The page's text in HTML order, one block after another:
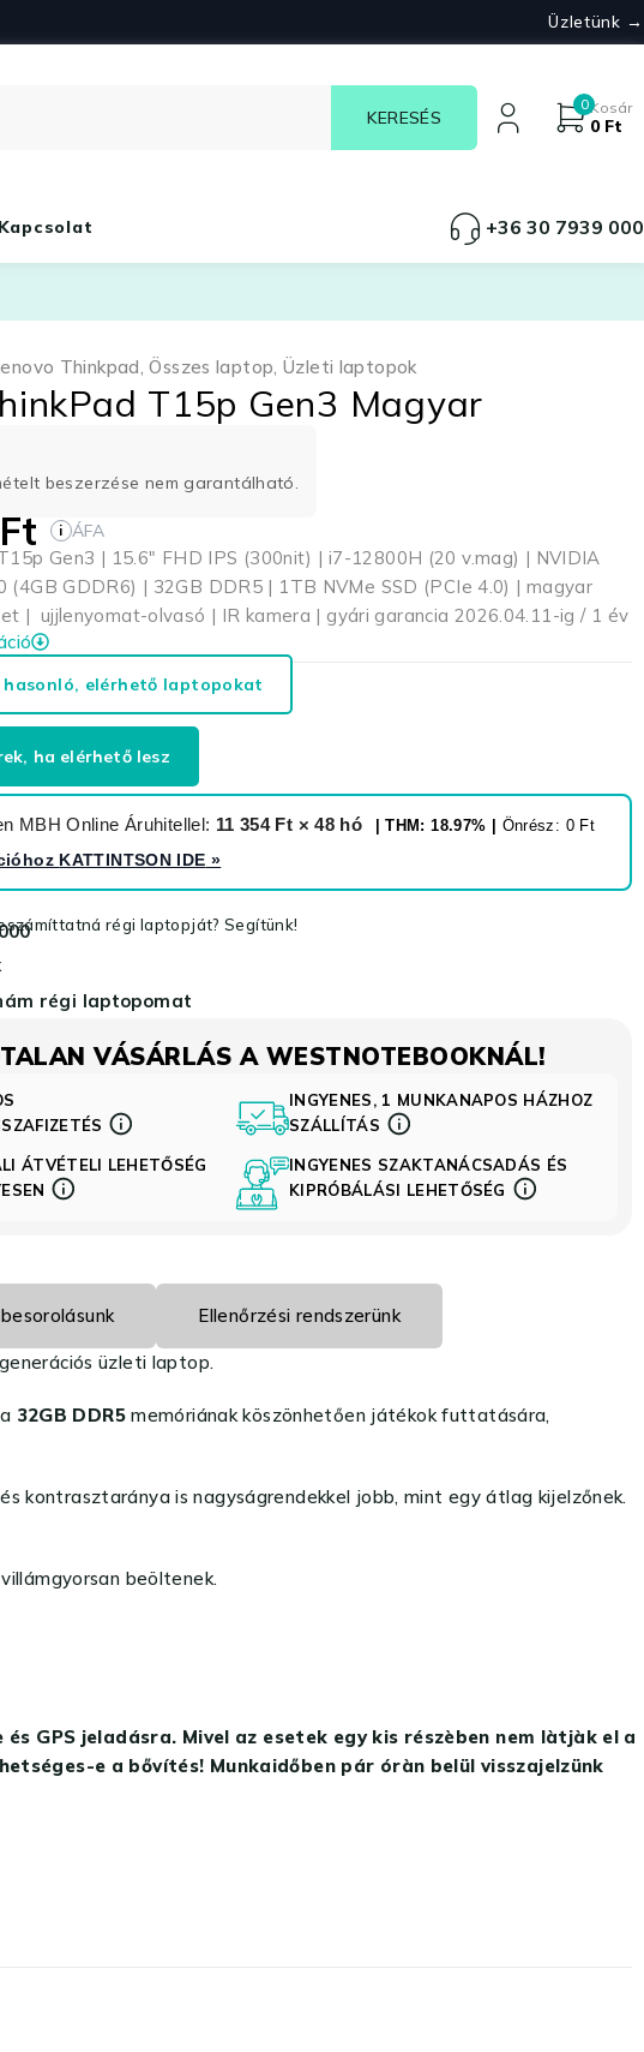
Üzletünk →
0Kosár
0 Ft
Kapcsolat +36 30 7939 000
Thinkpad,Összes laptop, Üzleti laptopok
T15p Gen3 Magyar
beszerzése nem garantálható.
Ft i ÁFA
Gen3 | 15.6″ FHD IPS (300nit) | i7-12800H (20 v.mag) | NVIDIA
(4GB GDDR6) | 32GB DDR5 | 1TB NVMe SSD (PCIe 4.0) | magyar
| ujjlenyomat-olvasó | IR kamera | gyári garancia 2026.04.11-ig / 1 év
hasonló, elérhető laptopokat
ha elérhető lesz
MBH Online Áruhitellel: 11 354 Ft × 48 hó | THM: 18.97% | Önrész: 0 Ft
KATTINTSON IDE »
régi laptopját? Segítünk!
régi laptopomat
VÁSÁRLÁS A WESTNOTEBOOKNÁL!
INGYENES, 1 MUNKANAPOS HÁZHOZ
SZÁLLÍTÁS
ÁTVÉTELI LEHETŐSÉG
INGYENES SZAKTANÁCSADÁS ÉS
KIPRÓBÁLÁSI LEHETŐSÉG
Ellenőrzési rendszerünk
üzleti laptop.
32GB DDR5memóriának köszönhetően játékok futtatására,
kontrasztaránya is nagyságrendekkel jobb, mint egy átlag kijelzőnek.
beöltenek.
GPS jeladásra. Mivel az esetek egy kis részèben nem làtjàk el a
e a bővítés! Munkaidőben pár óràn belül visszajelzünk